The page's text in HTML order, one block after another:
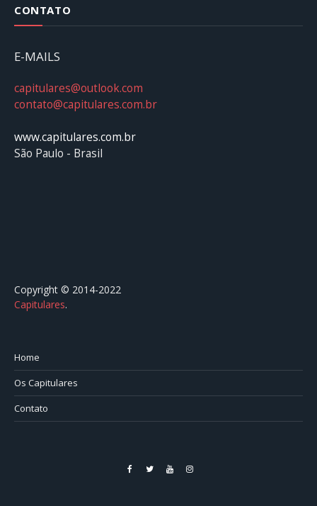
CONTATO
E-MAILS
capitulares@outlook.com
contato@capitulares.com.br
www.capitulares.com.br
São Paulo - Brasil
Copyright © 2014-2022
Capitulares.⠀⠀⠀⠀⠀⠀⠀⠀⠀⠀⠀⠀⠀⠀⠀⠀⠀⠀⠀⠀⠀⠀⠀⠀⠀⠀⠀
Home
Os Capitulares
Contato
FacebookTwitterYouTubeInstagram